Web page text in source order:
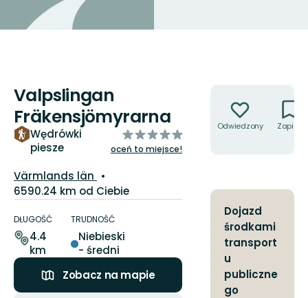
Valpslingan
Fräkensjömyrarna
Wędrówki
piesze
z
5
oceń to miejsce!
Województwo:
Värmlands län
6590.24 km od Ciebie
dotyczące
szlaku
DŁUGOŚĆ
4.4
km
TRUDNOŚĆ
Niebieski
- średni
Zobacz na mapie
Odwiedzony Zapisz
Dojazd
środkami
transport
u
publiczne
go